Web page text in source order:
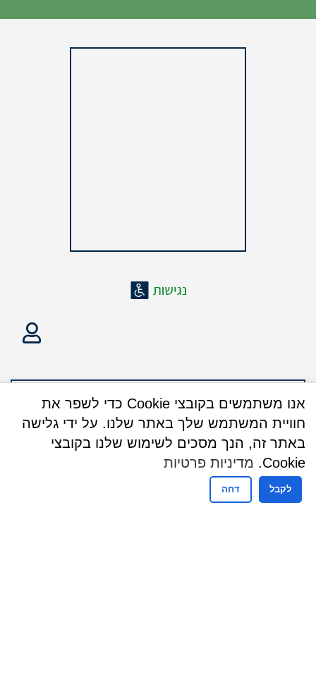
אנו משתמשים בקובצי Cookie כדי לשפר את
חוויית המשתמש שלך באתר שלנו. על ידי גלישה
באתר זה, הנך מסכים לשימוש שלנו בקובצי
Cookie.
מדיניות פרטיות
לקבל דחה